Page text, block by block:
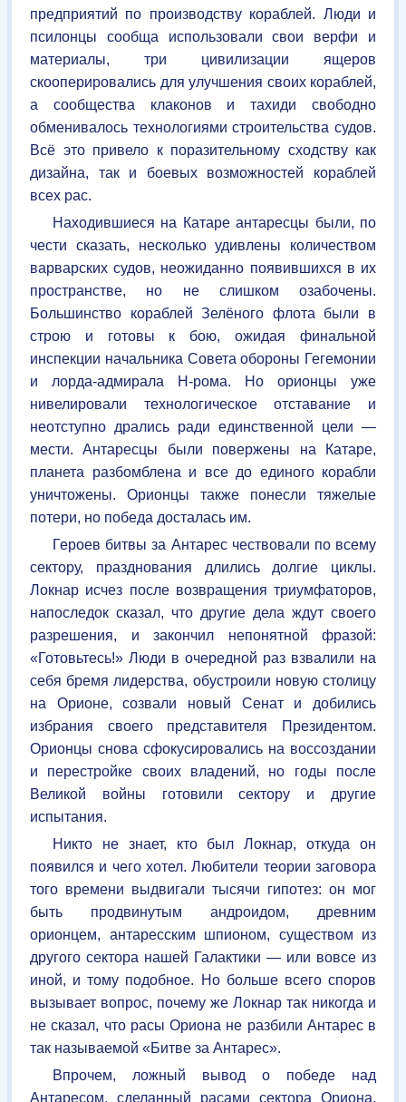
предприятий по производству кораблей. Люди и
псилонцы сообща использовали свои верфи и
материалы, три цивилизации ящеров
скооперировались для улучшения своих кораблей,
а сообщества клаконов и тахиди свободно
обменивалось технологиями строительства судов.
Всё это привело к поразительному сходству как
дизайна, так и боевых возможностей кораблей
всех рас.
Находившиеся на Катаре антаресцы были, по
чести сказать, несколько удивлены количеством
варварских судов, неожиданно появившихся в их
пространстве, но не слишком озабочены.
Большинство кораблей Зелёного флота были в
строю и готовы к бою, ожидая финальной
инспекции начальника Совета обороны Гегемонии
и лорда-адмирала Н-рома. Но орионцы уже
нивелировали технологическое отставание и
неотступно дрались ради единственной цели —
мести. Антаресцы были повержены на Катаре,
планета разбомблена и все до единого корабли
уничтожены. Орионцы также понесли тяжелые
потери, но победа досталась им.
Героев битвы за Антарес чествовали по всему
сектору, празднования длились долгие циклы.
Локнар исчез после возвращения триумфаторов,
напоследок сказал, что другие дела ждут своего
разрешения, и закончил непонятной фразой:
«Готовьтесь!» Люди в очередной раз взвалили на
себя бремя лидерства, обустроили новую столицу
на Орионе, созвали новый Сенат и добились
избрания своего представителя Президентом.
Орионцы снова сфокусировались на воссоздании
и перестройке своих владений, но годы после
Великой войны готовили сектору и другие
испытания.
Никто не знает, кто был Локнар, откуда он
появился и чего хотел. Любители теории заговора
того времени выдвигали тысячи гипотез: он мог
быть продвинутым андроидом, древним
орионцем, антаресским шпионом, существом из
другого сектора нашей Галактики — или вовсе из
иной, и тому подобное. Но больше всего споров
вызывает вопрос, почему же Локнар так никогда и
не сказал, что расы Ориона не разбили Антарес в
так называемой «Битве за Антарес».
Впрочем, ложный вывод о победе над
Антаресом, сделанный расами сектора Ориона,